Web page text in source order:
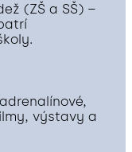
(ZŠ a SŠ) –
výstavy a